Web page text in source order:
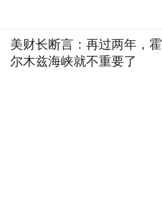
美财长断言：再过两年，霍
尔木兹海峡就不重要了